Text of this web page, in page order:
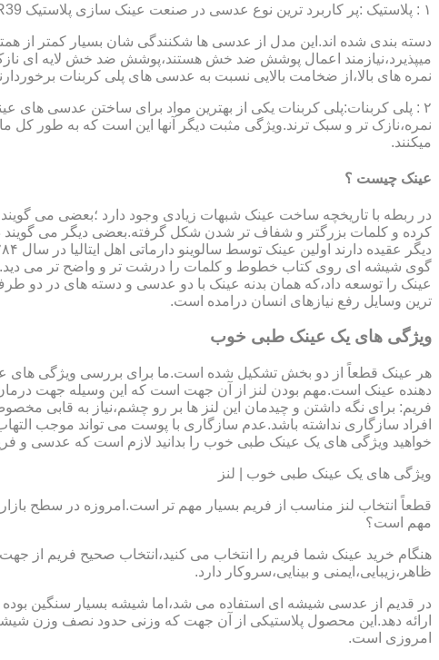
۱ : پلاستیک :پر کاربرد ترین نوع عدسی در صنعت عینک سازی پلاستیک CR39 میباشد که بسته به نوع پوشش آنها،به انواعی نظیر : پلاستیک ساده،پلاستیک آنتی رفلکس،پلاستیک ضد خش،پلاستیک آب گریز و …..
دسته بندی شده اند.این مدل از عدسی ها شکنندگی شان بسیار کمتر از
میپذیرد،نیازمند اعمال پوشش ضد خش هستند،پوشش ضد خش لایه ای
نمره های بالا،از ضخامت بالایی نسبت به عدسی های پلی کربنات
۲ : پلی کربنات:پلی کربنات یکی از بهترین مواد برای ساختن عدسی
نمره،نازک تر و سبک ترند.ویژگی مثبت دیگر آنها این است که به طور کل
میکنند.
عینک چیست ؟
در ربطه با تاریخچه ساخت عینک شبهات زیادی وجود دارد ؛بعضی می
کرده و کلمات بزرگتر و شفاف تر شدن شکل گرفته.بعضی دیگر می گویند
عینک را توسعه داد،که همان بدنه عینک با دو عدسی و دسته های در دو
ترین وسایل رفع نیازهای انسان درامده است.
ویژگی های یک عینک طبی خوب
هر عینک قطعاً از دو بخش تشکیل شده است.ما برای بررسی ویژگی های
دهنده عینک است.مهم بودن لنز از آن جهت است که این وسیله جهت
فریم: برای نگه داشتن و چیدمان این لنز ها بر رو چشم،نیاز به
افراد سازگاری نداشته باشد.عدم سازگاری با پوست می تواند موجب
خواهید ویژگی های یک عینک طبی خوب را بدانید لازم است که عدسی و فریم
ویژگی های یک عینک طبی خوب | لنز
قطعاً انتخاب لنز مناسب از فریم بسیار مهم تر است.امروزه در سطح
مهم است؟
هنگام خرید عینک شما فریم را انتخاب می کنید،انتخاب صحیح فریم از
ظاهر،زیبایی،ایمنی و بینایی،سروکار دارد.
ارائه دهد.این محصول پلاستیکی از آن جهت که وزنی حدود نصف وزن شیشه
امروزی است.